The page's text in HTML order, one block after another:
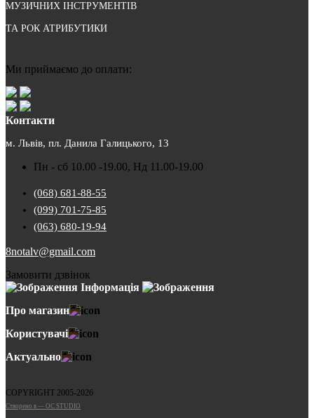
МУЗИЧНИХ ІНСТРУМЕНТІВ
ТА РОК АТРИБУТИКИ
Ми приймаємо до оплати:
Контакти
м. Львів, пл. Данила Галицького, 13
Пн - сб 10.00 -19.00, Нд 11.00-19.00
(068) 681-88-55
(099) 701-75-85
(063) 680-19-94
8notalv@gmail.com
Замовити дзвінок
Інформація
Про магазин
Користувачі
Актуально
COPYRIGHT 2005-2026
Cтворено в — OC STUDIO